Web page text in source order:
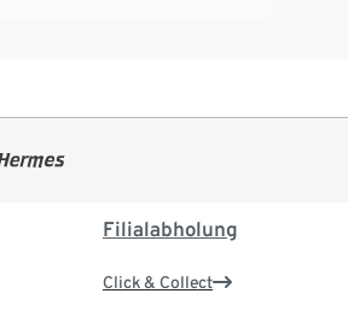
Filialabholung
Click & Collect